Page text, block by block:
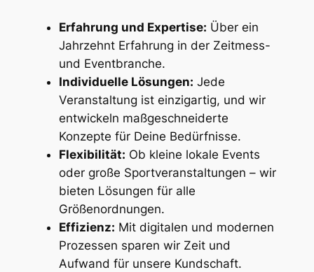
Erfahrung und Expertise: Über ein
Jahrzehnt Erfahrung in der Zeitmess-
und Eventbranche.
Individuelle Lösungen: Jede
Veranstaltung ist einzigartig, und wir
entwickeln maßgeschneiderte
Konzepte für Deine Bedürfnisse.
Flexibilität: Ob kleine lokale Events
oder große Sportveranstaltungen – wir
bieten Lösungen für alle
Größenordnungen.
Effizienz: Mit digitalen und modernen
Prozessen sparen wir Zeit und
Aufwand für unsere Kundschaft.